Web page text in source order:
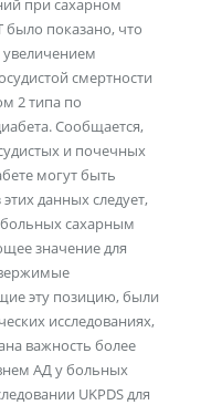
при сахарном
было показано, что
увеличением
смертности
2 типа по
Сообщается,
и почечных
могут быть
данных следует,
сахарным
значение для
эту позицию, были
исследованиях,
важность более
АД у больных
UKPDS для